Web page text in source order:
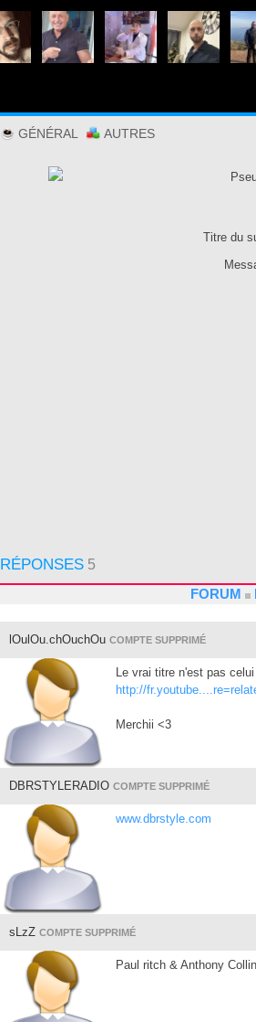
GÉNÉRAL AUTRES
Titre du
RÉPONSES 5
FORUM
lOulOu.chOuchOu COMPTE SUPPRIMÉ
Le vrai titre n'est pas
http://
Merchii <3
DBRSTYLERADIO COMPTE SUPPRIMÉ
www.dbrstyle.com
sLzZ COMPTE SUPPRIMÉ
Paul ritch & Anthony